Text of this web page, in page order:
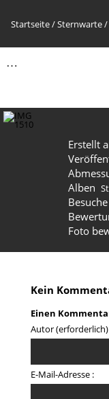
Startseite/Sternwarte/
Erstellt
Alben
Besuche
Foto
Kein
Einen
Autor
E-Mail-Adresse :